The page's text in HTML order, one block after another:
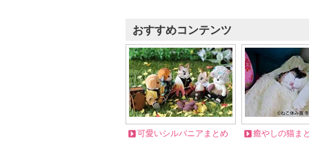
おすすめコンテンツ
可愛いシルバニアまとめ 癒やしの猫ま